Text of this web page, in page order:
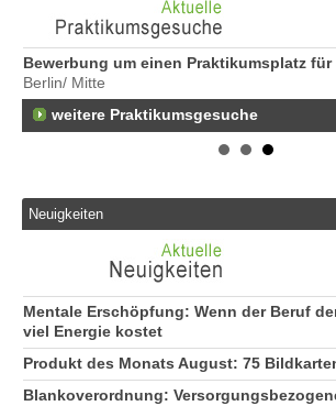
Bewerbung um einen Praktikumsplatz für
Berlin/ Mitte
weitere Praktikumsgesuche
Neuigkeiten
Mentale Erschöpfung: Wenn der Beruf
viel Energie kostet
Produkt des Monats August: 75
Blankoverordnung: